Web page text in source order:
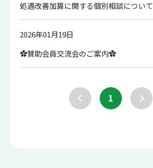
処遇改善加算に関する個別相談について
2026年01月19日
✿賛助会員交流会のご案内✿
1